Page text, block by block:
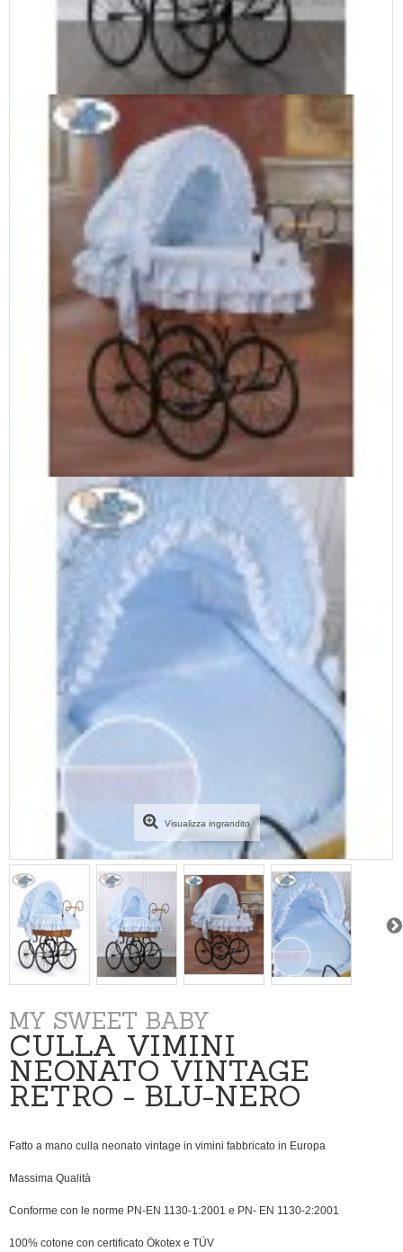
Visualizza ingrandito
MY SWEET BABY
CULLA VIMINI
NEONATO VINTAGE
RETRO - BLU-NERO
Fatto a mano culla neonato vintage in vimini fabbricato in Europa
Massima Qualità
Conforme con le norme PN-EN 1130-1:2001 e PN- EN 1130-2:2001
100% cotone con certificato Ökotex e TÜV